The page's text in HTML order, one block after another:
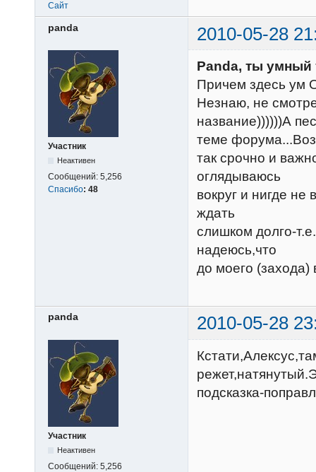
Сайт
panda 2010-05-28
Участник
Неактивен
Сообщений: 5,256
Спасибо: 48
Panda, ты умный
Причем здесь ум
Незнаю, не
название))))))А
теме
так срочно и
оглядываюсь
вокруг и нигде
ждать
слишком долго-
надеюсь,что
до моего
panda 2010-05-28
Участник
Неактивен
Сообщений: 5,256
подсказка-